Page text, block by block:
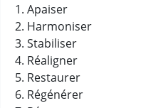
1. Apaiser
2. Harmoniser
3. Stabiliser
4. Réaligner
5. Restaurer
6. Régénérer